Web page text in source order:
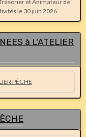
et Animateur de
le 30 juin 2026.
à L'ATELIER
PÊCHE